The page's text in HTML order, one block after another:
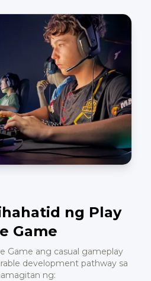
ng Play
Game
Game ang casual gameplay
development pathway sa
ng: